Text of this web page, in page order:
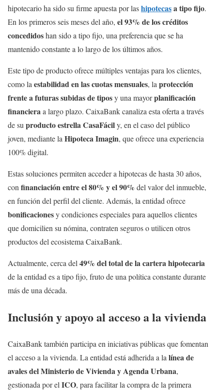
hipotecario ha sido su firme apuesta por lashipotecasa tipo fijo.
En los primeros seis meses del año, el 93% de los créditos
concedidoshan sido a tipo fijo, una preferencia que se ha
mantenido constante a lo largo de los últimos años.
Este tipo de producto ofrece múltiples ventajas para los clientes,
como la estabilidad en las cuotas mensuales, la protección
frente a futuras subidas de tiposy una mayorplanificación
financieraa largo plazo. CaixaBank canaliza esta oferta a través
de su producto estrella CasaFácily, en el caso del público
joven, mediante la Hipoteca Imagin, que ofrece una experiencia
100% digital.
Estas soluciones permiten acceder a hipotecas de hasta 30 años,
con financiación entre el 80% y el 90% del valor del inmueble,
en función del perfil del cliente. Además, la entidad ofrece
bonificacionesy condiciones especiales para aquellos clientes
que domicilien su nómina, contraten seguros o utilicen otros
productos del ecosistema CaixaBank.
Actualmente, cerca del 49% del total de la cartera hipotecaria
de la entidad es a tipo fijo, fruto de una política constante durante
más de una década.
Inclusión y apoyo al acceso a la vivienda
CaixaBank también participa en iniciativas públicas que fomentan
el acceso a la vivienda. La entidad está adherida a la línea de
avales del Ministerio de Vivienda y Agenda Urbana,
gestionada por el ICO, para facilitar la compra de la primera